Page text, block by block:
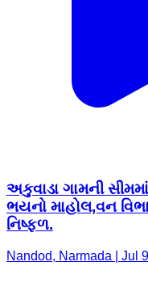
અકુવાડા ગામની
ભયનો માહોલ,વન
નિષ્ફળ.
Nandod, Narmada | Jul